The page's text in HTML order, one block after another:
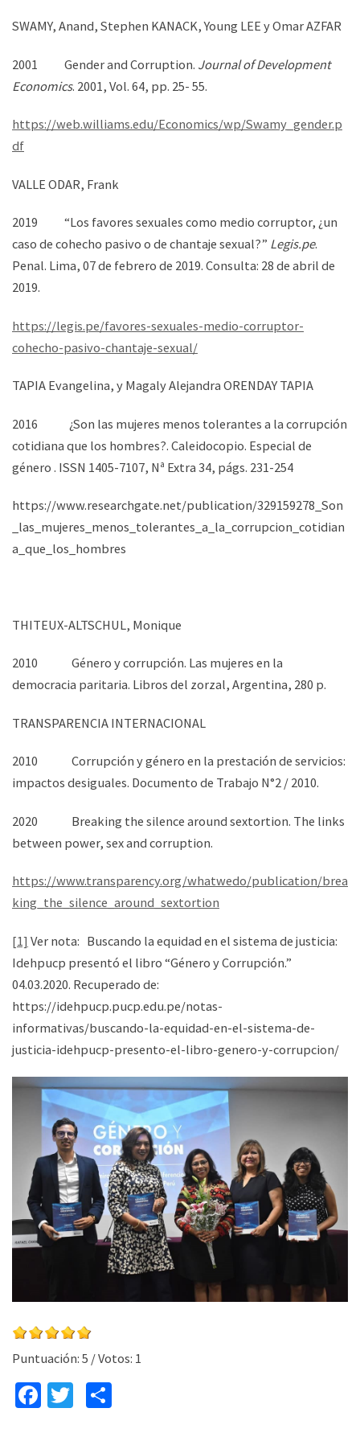
SWAMY, Anand, Stephen KANACK, Young LEE y Omar AZFAR
2001 Gender and Corruption. Journal of Development
Economics. 2001, Vol. 64, pp. 25- 55.
https://web.williams.edu/Economics/wp/Swamy_gender.p
df
VALLE ODAR, Frank
2019 “Los favores sexuales como medio corruptor, ¿un
caso de cohecho pasivo o de chantaje sexual?” Legis.pe.
Penal. Lima, 07 de febrero de 2019. Consulta: 28 de abril de
2019.
https://legis.pe/favores-sexuales-medio-corruptor-
cohecho-pasivo-chantaje-sexual/
TAPIA Evangelina, y Magaly Alejandra ORENDAY TAPIA
2016 ¿Son las mujeres menos tolerantes a la corrupción
cotidiana que los hombres?. Caleidocopio. Especial de
género . ISSN 1405-7107, Nª Extra 34, págs. 231-254
https://www.researchgate.net/publication/329159278_Son
_las_mujeres_menos_tolerantes_a_la_corrupcion_cotidian
a_que_los_hombres
THITEUX-ALTSCHUL, Monique
2010 Género y corrupción. Las mujeres en la
democracia paritaria. Libros del zorzal, Argentina, 280 p.
TRANSPARENCIA INTERNACIONAL
2010 Corrupción y género en la prestación de servicios:
impactos desiguales. Documento de Trabajo N°2 / 2010.
2020 Breaking the silence around sextortion. The links
between power, sex and corruption.
https://www.transparency.org/whatwedo/publication/brea
king_the_silence_around_sextortion
[1] Ver nota: Buscando la equidad en el sistema de justicia:
Idehpucp presentó el libro “Género y Corrupción.”
04.03.2020. Recuperado de:
https://idehpucp.pucp.edu.pe/notas-
informativas/buscando-la-equidad-en-el-sistema-de-
justicia-idehpucp-presento-el-libro-genero-y-corrupcion/
Puntuación: 5 / Votos: 1
Fa
T